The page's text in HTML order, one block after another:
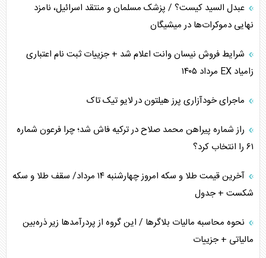
همسویی عربستان با سنتکام علیه متحدان ایران
ترامپ و توهم خلع سلاح حماس
چرا کویت به دنبال شریک امنیتی جدید است؟
اعتراف غرب به قدرت ایران در تثبیت معادلات
خطای راهبردی ترامپ مقابل برزیل
عبدل السید کیست؟ / پزشک مسلمان و منتقد اسرائیل، نامزد
نهایی دموکرات‌ها در میشیگان
شرایط فروش نیسان وانت اعلام شد + جزییات ثبت نام اعتباری
زامیاد EX مرداد ۱۴۰۵
ماجرای خودآزاری پرز هیلتون در لایو تیک تاک
راز شماره پیراهن محمد صلاح در ترکیه فاش شد؛ چرا فرعون شماره
۶۱ را انتخاب کرد؟
آخرین قیمت طلا و سکه امروز چهارشنبه ۱۴ مرداد/ سقف طلا و سکه
شکست + جدول
نحوه محاسبه مالیات بلاگر‌ها / این گروه از پردرآمد‌ها زیر ذره‌بین
مالیاتی + جزییات